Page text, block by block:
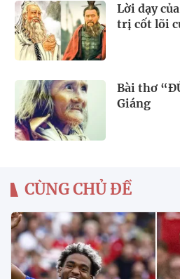
Lời dạy
trị cốt lõi
Bài thơ
Giáng
CÙNG CHỦ ĐỀ